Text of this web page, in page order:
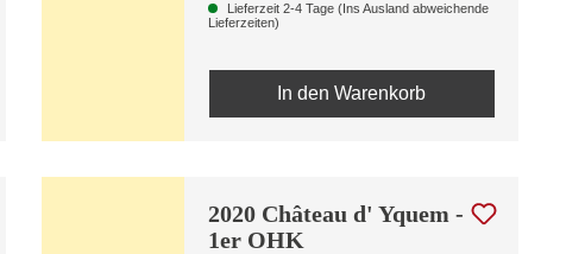
Lieferzeit 2-4 Tage (Ins Ausland abweichende
Lieferzeiten)
In den Warenkorb
2020 Château d' Yquem -
1er OHK